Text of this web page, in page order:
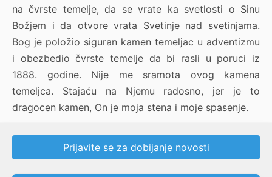
na čvrste temelje, da se vrate ka svetlosti o Sinu
Božjem i da otvore vrata Svetinje nad svetinjama.
Bog je položio siguran kamen temeljac u adventizmu
i obezbedio čvrste temelje da bi rasli u poruci iz
1888. godine. Nije me sramota ovog kamena
temeljca. Stajaću na Njemu radosno, jer je to
dragocen kamen, On je moja stena i moje spasenje.
Prijavite se za dobijanje novosti